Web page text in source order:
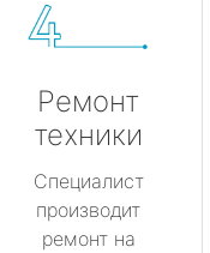
Ремонт
техники
Специалист
производит
ремонт на